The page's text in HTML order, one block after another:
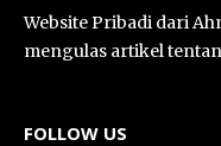
Website Pribadi dari
mengulas artikel
FOLLOW US